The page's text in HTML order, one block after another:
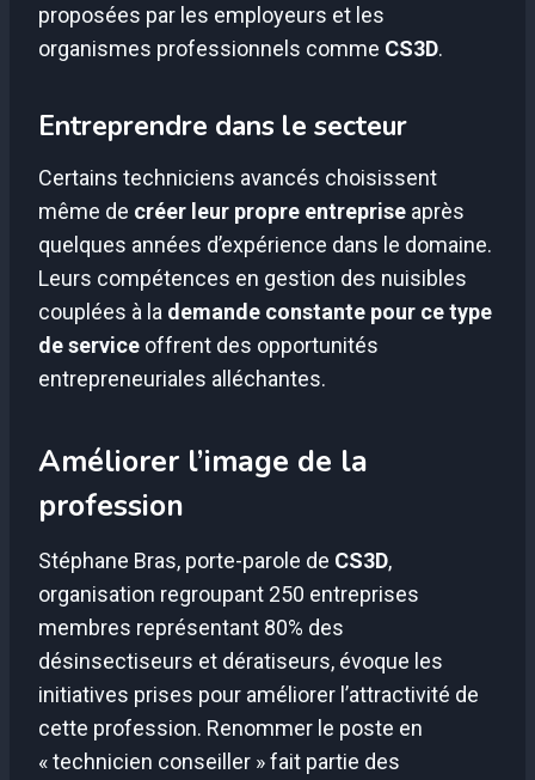
proposées par les employeurs et les
organismes professionnels comme CS3D.
Entreprendre dans le secteur
Certains techniciens avancés choisissent
même de créer leur propre entreprise après
quelques années d’expérience dans le domaine.
Leurs compétences en gestion des nuisibles
couplées à la demande constante pour ce type
de service offrent des opportunités
entrepreneuriales alléchantes.
Améliorer l’image de la
profession
Stéphane Bras, porte-parole de CS3D,
organisation regroupant 250 entreprises
membres représentant 80% des
désinsectiseurs et dératiseurs, évoque les
initiatives prises pour améliorer l’attractivité de
cette profession. Renommer le poste en
« technicien conseiller » fait partie des